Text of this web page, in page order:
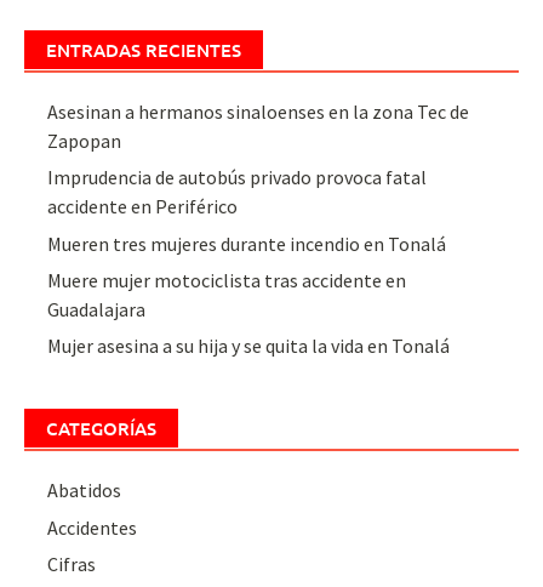
ENTRADAS RECIENTES
Asesinan a hermanos sinaloenses en la zona Tec de
Zapopan
Imprudencia de autobús privado provoca fatal
accidente en Periférico
Mueren tres mujeres durante incendio en Tonalá
Muere mujer motociclista tras accidente en
Guadalajara
Mujer asesina a su hija y se quita la vida en Tonalá
CATEGORÍAS
Abatidos
Accidentes
Cifras